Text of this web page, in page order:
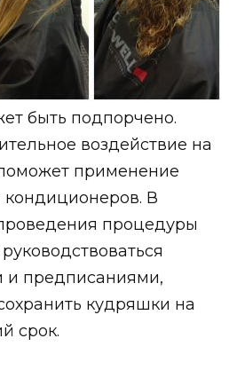
быть подпорчено.
воздействие на
применение
В
процедуры
предписаниями,
кудряшки на
срок.